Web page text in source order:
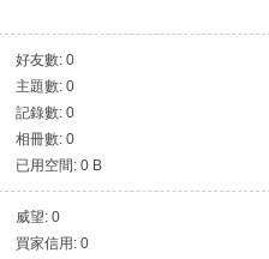
好友數: 0
主題數: 0
記錄數: 0
相冊數: 0
已用空間: 0 B
威望: 0
買家信用: 0